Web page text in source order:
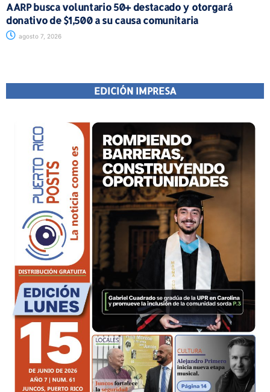
AARP busca voluntario 50+ destacado y otorgará
donativo de $1,500 a su causa comunitaria
agosto 7, 2026
EDICIÓN IMPRESA